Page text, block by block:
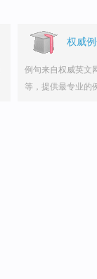
权威
例句来自权威英文
等，提供最专业的